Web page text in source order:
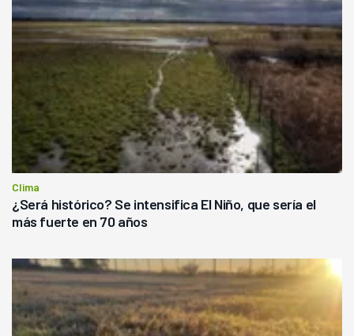
Clima
¿Será histórico? Se intensifica El Niño, que sería el
más fuerte en 70 años